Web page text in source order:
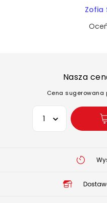
Zofia
Nasza
Cena sugerowana
Wybierz opcję